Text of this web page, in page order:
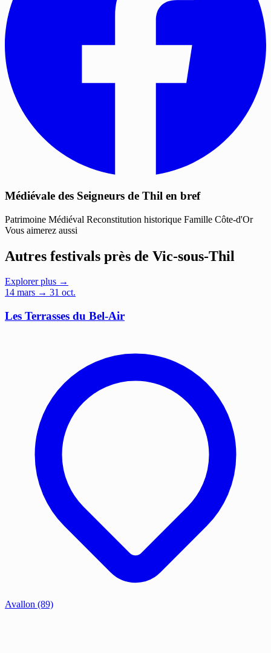
Médiévale des Seigneurs de Thil en bref
Patrimoine Médiéval Reconstitution historique Famille Côte-d'Or
Vous aimerez aussi
Autres festivals près de Vic-sous-Thil
Explorer plus →
14 mars → 31 oct.
Les Terrasses du Bel-Air
Avallon (89)